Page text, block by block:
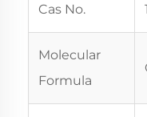
Cas No.
Molecular
Formula